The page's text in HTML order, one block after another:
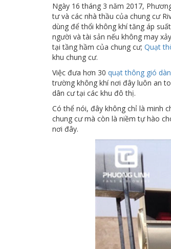
Ngày 16 tháng 3 năm 2017,
tư và các nhà thầu của chung cư
dùng để thổi không khí tăng áp
người và tài sản nếu không may
tại tầng hầm của chung cư; Quạt
khu chung cư.
Việc đưa hơn 30 quạt thông gió
trường không khí nơi đây luôn an
dân cư tại các khu đô thị.
Có thể nói, đây không chỉ là minh
chung cư mà còn là niềm tự hào
nơi đây.